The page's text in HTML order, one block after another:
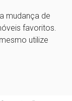
mudança de
favoritos.
utilize